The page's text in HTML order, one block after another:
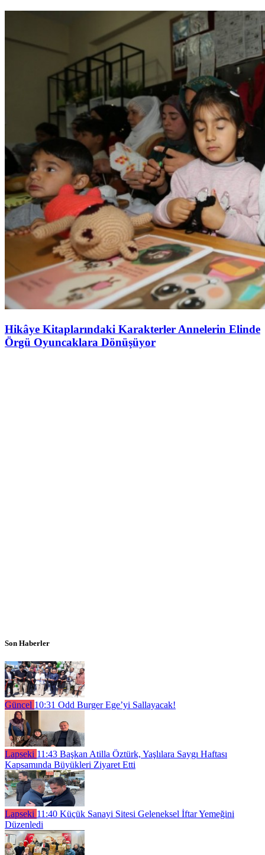
Hikâye Kitaplarındaki Karakterler Annelerin Elinde
Örgü Oyuncaklara Dönüşüyor
Son Haberler
Güncel 10:31 Odd Burger Ege’yi Sallayacak!
Lapseki 11:43 Başkan Atilla Öztürk, Yaşlılara Saygı Haftası
Kapsamında Büyükleri Ziyaret Etti
Lapseki 11:40 Küçük Sanayi Sitesi Geleneksel İftar Yemeğini
Düzenledi